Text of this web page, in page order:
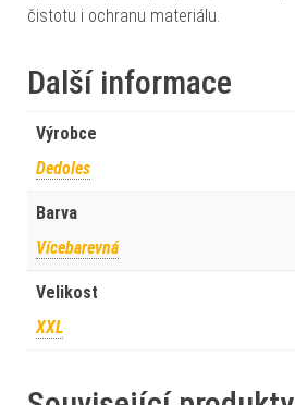
čistotu i ochranu materiálu.
Další informace
Výrobce
Dedoles
Barva
Vícebarevná
Velikost
XXL